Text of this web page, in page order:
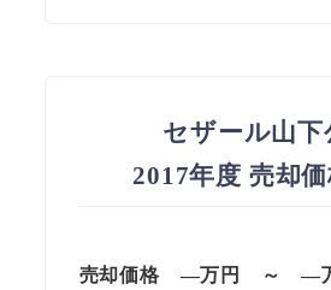
セザール山下
2017年度 売却
売却価格 —万円 ～—